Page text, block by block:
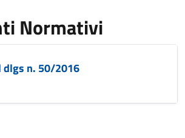
Normativi
dlgs n. 50/2016